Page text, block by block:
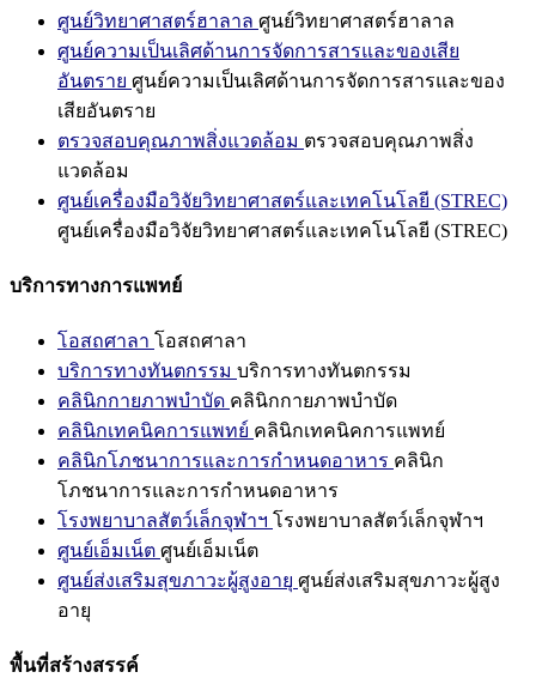
ศูนย์วิทยาศาสตร์ฮาลาล ศูนย์วิทยาศาสตร์ฮาลาล
ศูนย์ความเป็นเลิศด้านการจัดการสารและของเสีย
อันตราย ศูนย์ความเป็นเลิศด้านการจัดการสารและของ
เสียอันตราย
ตรวจสอบคุณภาพสิ่งแวดล้อม ตรวจสอบคุณภาพสิ่ง
แวดล้อม
ศูนย์เครื่องมือวิจัยวิทยาศาสตร์และเทคโนโลยี (STREC)
ศูนย์เครื่องมือวิจัยวิทยาศาสตร์และเทคโนโลยี (STREC)
บริการทางการแพทย์
โอสถศาลา โอสถศาลา
บริการทางทันตกรรม บริการทางทันตกรรม
คลินิกกายภาพบำบัด คลินิกกายภาพบำบัด
คลินิกเทคนิคการแพทย์ คลินิกเทคนิคการแพทย์
คลินิกโภชนาการและการกำหนดอาหาร คลินิก
โภชนาการและการกำหนดอาหาร
โรงพยาบาลสัตว์เล็กจุฬาฯ โรงพยาบาลสัตว์เล็กจุฬาฯ
ศูนย์เอ็มเน็ต ศูนย์เอ็มเน็ต
ศูนย์ส่งเสริมสุขภาวะผู้สูงอายุ ศูนย์ส่งเสริมสุขภาวะผู้สูง
อายุ
พื้นที่สร้างสรรค์